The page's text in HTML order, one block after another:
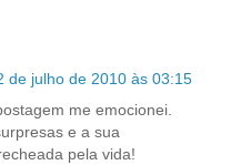
de julho de 2010 às 03:15
me emocionei.
e a sua
pela vida!